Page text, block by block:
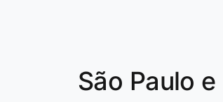
São Paulo